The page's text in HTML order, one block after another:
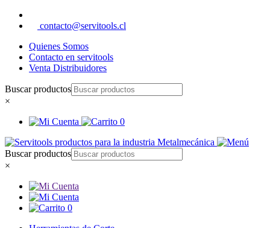
contacto@servitools.cl
Quienes Somos
Contacto en servitools
Venta Distribuidores
Buscar productos
×
0
Buscar productos
×
0